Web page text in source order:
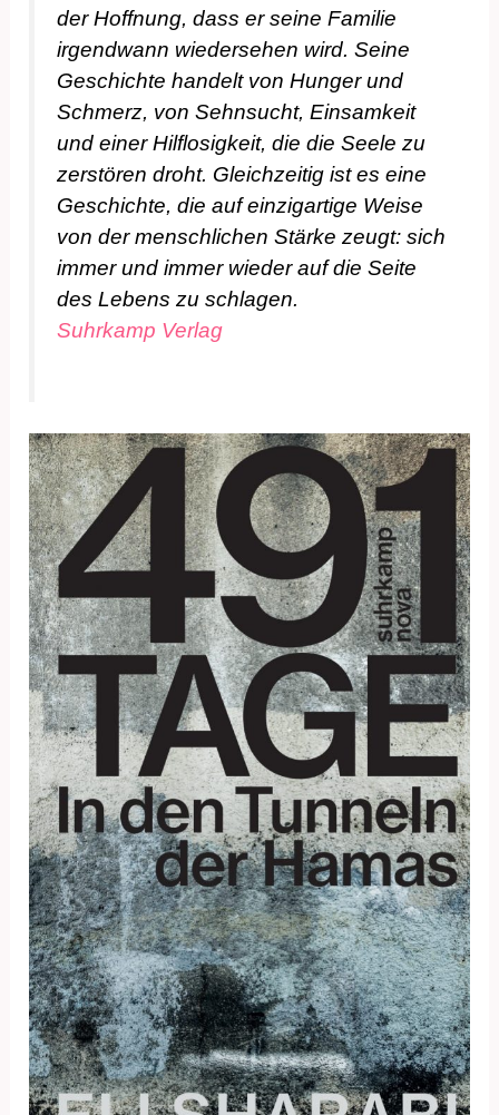
der Hoffnung, dass er seine Familie
irgendwann wiedersehen wird. Seine
Geschichte handelt von Hunger und
Schmerz, von Sehnsucht, Einsamkeit
und einer Hilflosigkeit, die die Seele zu
zerstören droht. Gleichzeitig ist es eine
Geschichte, die auf einzigartige Weise
von der menschlichen Stärke zeugt: sich
immer und immer wieder auf die Seite
des Lebens zu schlagen.
Suhrkamp Verlag